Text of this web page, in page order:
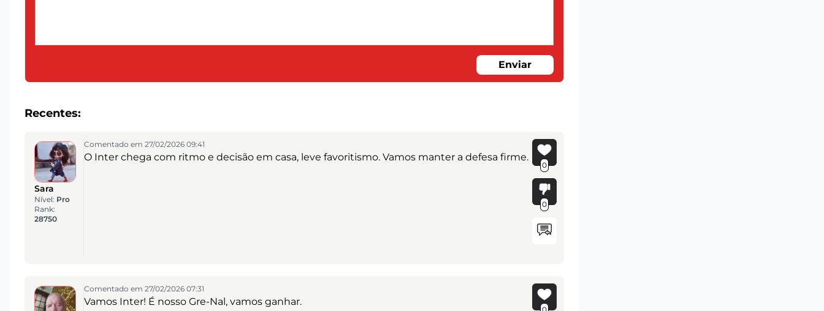
Enviar
Recentes:
Sara
Nível: Pro
Rank:
28750
Comentado em 27/02/2026 09:41
O Inter chega com ritmo e decisão em casa, leve favoritismo. Vamos manter a defesa firme.
0
0
Comentado em 27/02/2026 07:31
Vamos Inter! É nosso Gre-Nal, vamos ganhar.